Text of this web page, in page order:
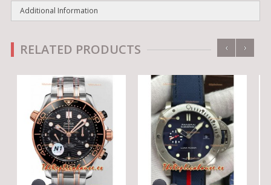
Additional Information
RELATED PRODUCTS ‹ ›